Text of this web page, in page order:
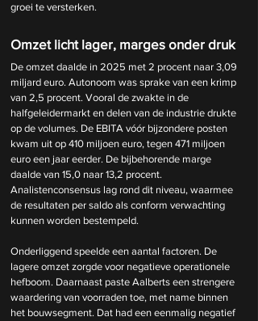
groei te versterken.
Omzet licht lager, marges onder druk
De omzet daalde in 2025 met 2 procent naar 3,09
miljard euro. Autonoom was sprake van een krimp
van 2,5 procent. Vooral de zwakte in de
halfgeleidermarkt en delen van de industrie drukte
op de volumes. De EBITA vóór bijzondere posten
kwam uit op 410 miljoen euro, tegen 471 miljoen
euro een jaar eerder. De bijbehorende marge
daalde van 15,0 naar 13,2 procent.
Analistenconsensus lag rond dit niveau, waarmee
de resultaten per saldo als conform verwachting
kunnen worden bestempeld.
Onderliggend speelde een aantal factoren. De
lagere omzet zorgde voor negatieve operationele
hefboom. Daarnaast paste Aalberts een strengere
waardering van voorraden toe, met name binnen
het bouwsegment. Dat had een eenmalig negatief